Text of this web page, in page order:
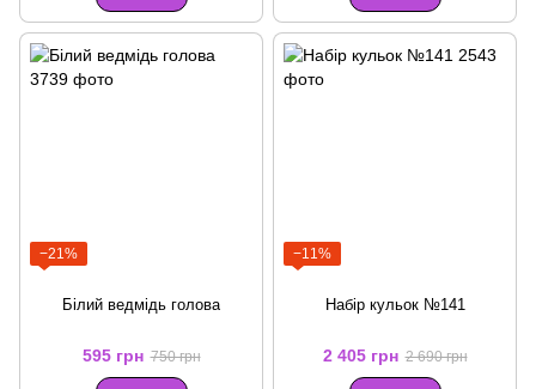
−21%
Білий ведмідь голова
595 грн 750 грн
−11%
Набір кульок №141
2 405 грн 2 690 грн